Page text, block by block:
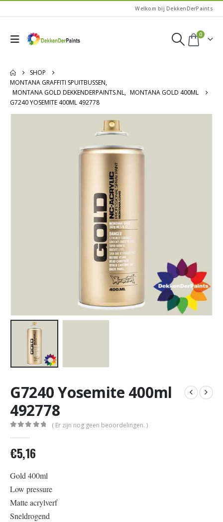
Welkom bij DekkenDerPaints
0
SHOP
MONTANA GRAFFITI SPUITBUSSEN,
MONTANA GOLD DEKKENDERPAINTS.NL, MONTANA GOLD 400ML
G7240 YOSEMITE 400ML 492778
G7240 Yosemite 400ml
492778
( Er zijn nog geen beoordelingen. )
€5,16
Gold 400ml
Low pressure
Matte acrylverf
Sneldrogend